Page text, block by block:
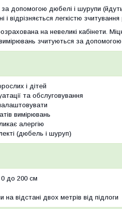
допомогою дюбелі і шурупи
і відрізняється легкістю
на невеликі кабінети.
зчитуються за допомогою
і дітей
та обслуговування
вимірювань
алергію
(дюбель і шуруп)
0 до 200 см
на відстані двох метрів від підлоги